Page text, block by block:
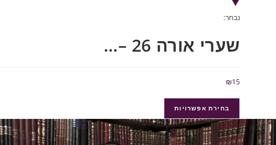
נבחר:
שערי אורה 26 –…
₪15
בחירת אפשרויות